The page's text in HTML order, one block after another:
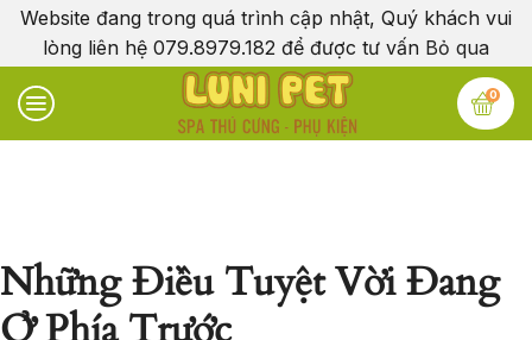
Website đang trong quá trình cập nhật, Quý khách vui
lòng liên hệ 079.8979.182 để được tư vấn Bỏ qua
0
Những Điều Tuyệt Vời Đang